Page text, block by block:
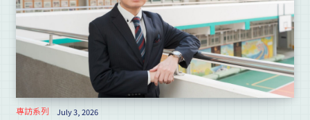
專訪系列 July 3, 2026